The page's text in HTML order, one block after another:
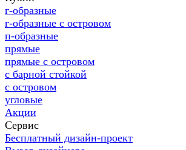
г-образные
г-образные с островом
п-образные
прямые
прямые с островом
с барной стойкой
с островом
угловые
Акции
Сервис
Бесплатный дизайн-проект